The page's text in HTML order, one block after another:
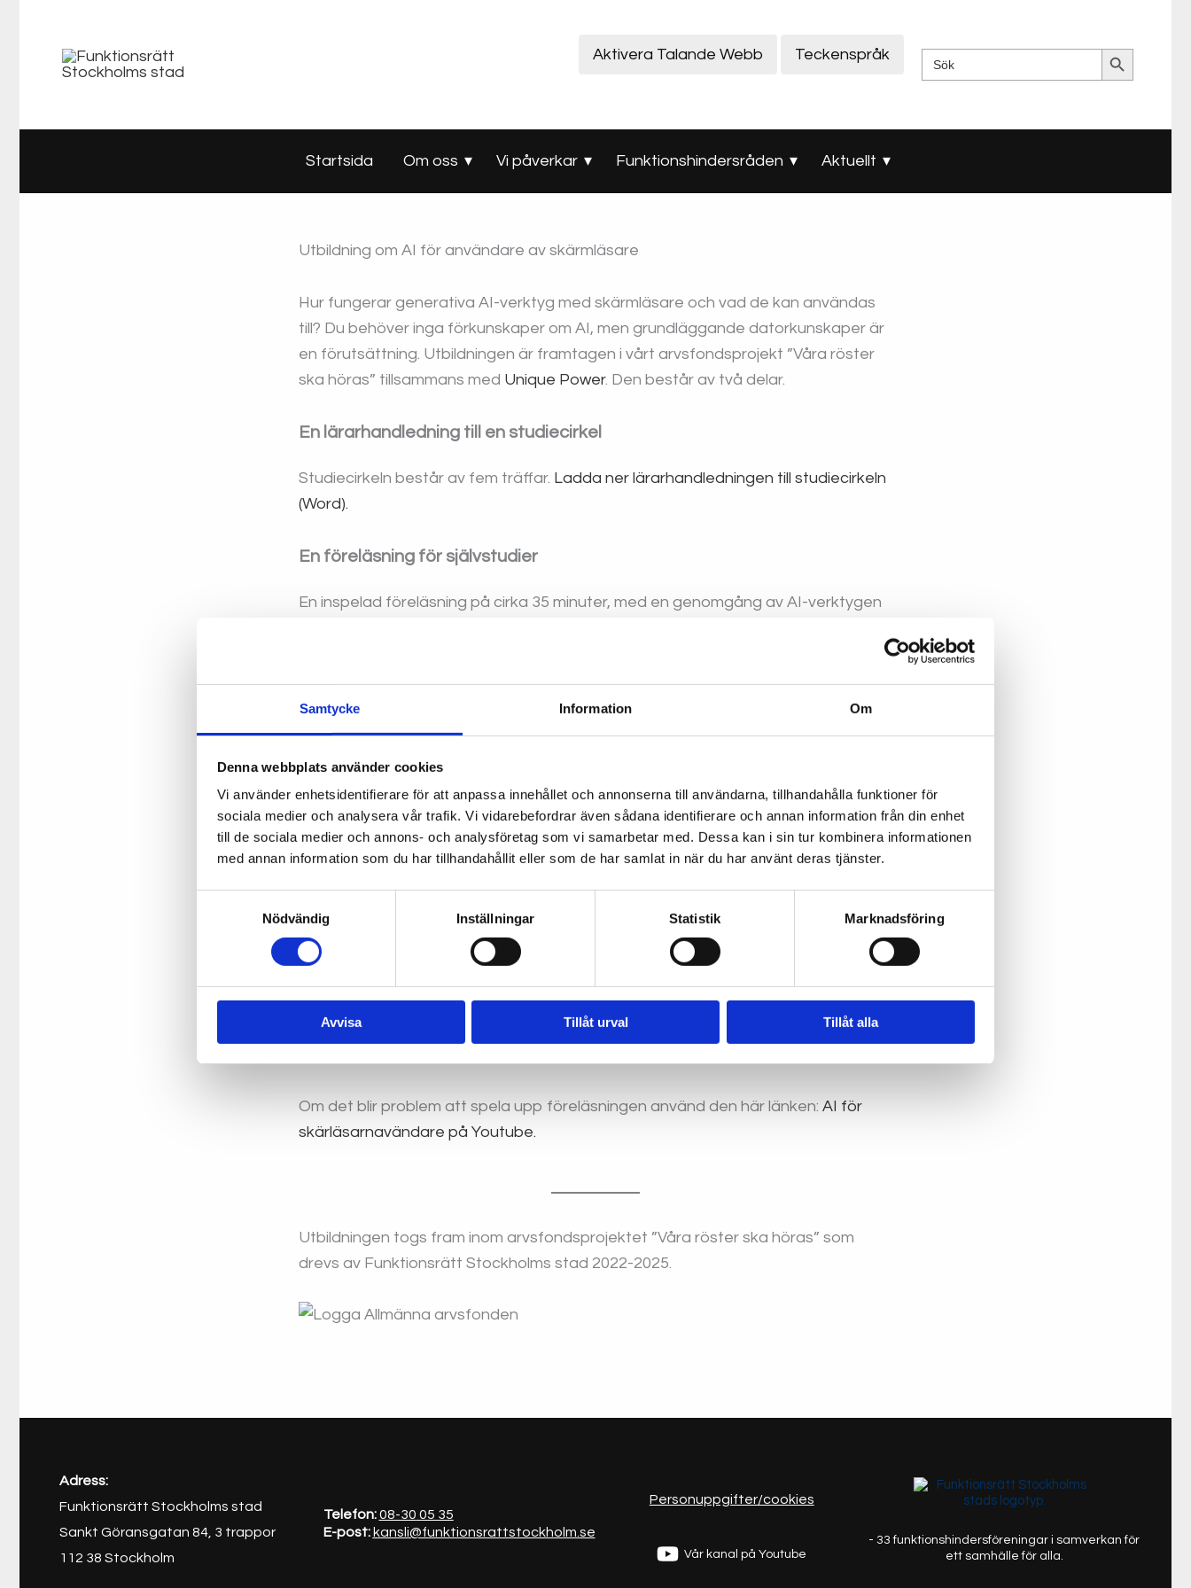
Samtycke Information Om
Denna webbplats använder cookies
Vi använder enhetsidentifierare för att anpassa innehållet och annonserna till användarna, tillhandahålla funktioner för
sociala medier och analysera vår trafik. Vi vidarebefordrar även sådana identifierare och annan information från din enhet
till de sociala medier och annons- och analysföretag som vi samarbetar med. Dessa kan i sin tur kombinera informationen
med annan information som du har tillhandahållit eller som de har samlat in när du har använt deras tjänster.
Nödvändig
Inställningar Statistik Marknadsföring
Avvisa Tillåt urval Tillåt alla
Aktivera Talande Webb Teckenspråk
efter:
Sökknapp
Startsida Om oss Vi påverkar Funktionshindersråden Aktuellt
Utbildning om AI för användare av skärmläsare
Hur fungerar generativa AI-verktyg med skärmläsare och vad de kan användas
till? Du behöver inga förkunskaper om AI, men grundläggande datorkunskaper är
en förutsättning. Utbildningen är framtagen i vårt arvsfondsprojekt ”Våra röster
ska höras” tillsammans med Unique Power. Den består av två delar.
En lärarhandledning till en studiecirkel
Studiecirkeln består av fem träffar. Ladda ner lärarhandledningen till studiecirkeln
(Word).
En föreläsning för självstudier
En inspelad föreläsning på cirka 35 minuter, med en genomgång av AI-verktygen
Om det blir problem att spela upp föreläsningen använd den här länken: AI för
skärläsarnavändare på Youtube.
Utbildningen togs fram inom arvsfondsprojektet ”Våra röster ska höras” som
drevs av Funktionsrätt Stockholms stad 2022-2025.
Adress:
Funktionsrätt Stockholms stad
Sankt Göransgatan 84, 3 trappor
112 38 Stockholm
Telefon: 08-30 05 35
E-post: kansli@funktionsrattstockholm.se
Personuppgifter/cookies
Vår kanal på Youtube
- 33 funktionshindersföreningar i samverkan för
ett samhälle för alla.